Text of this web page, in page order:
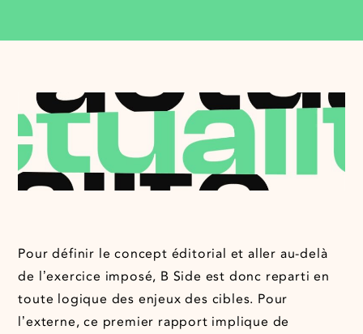
Pour définir le concept éditorial et aller au-delà
de l’exercice imposé, B Side est donc reparti en
toute logique des enjeux des cibles. Pour
l’externe, ce premier rapport implique de